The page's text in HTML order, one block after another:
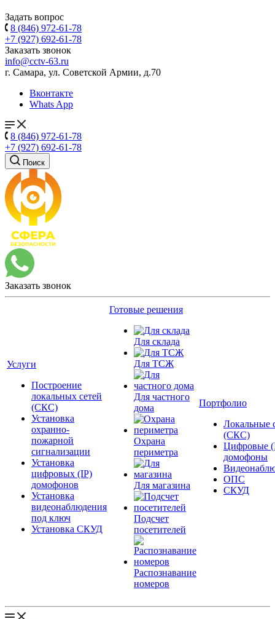
Задать вопрос
8 (846) 972-61-78
+7 (927) 692-61-78
Заказать звонок
info@cctv-63.ru
г. Самара, ул. Советской Армии, д.70
Вконтакте
Whats App
8 (846) 972-61-78
+7 (927) 692-61-78
Поиск
Заказать звонок
Услуги
Построение
локальных сетей
(СКС)
Установка
охранно-
пожарной
сигнализации
Установка
цифровых (IP)
домофонов
Установка
видеонаблюдения
под ключ
Установка СКУД
Готовые решения
Для склада
Для ТСЖ
Для частного
дома
Охрана
периметра
Для магазина
Подсчет
посетителей
Распознавание
номеров
Портфолио
Локальные
(СКС)
Цифровые
домофоны
ОПС
СКУД